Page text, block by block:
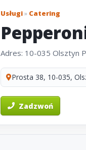
Usługi» Catering
Adres: 10-035 Olsztyn
Prosta 38, 10-035,
Zadzwoń